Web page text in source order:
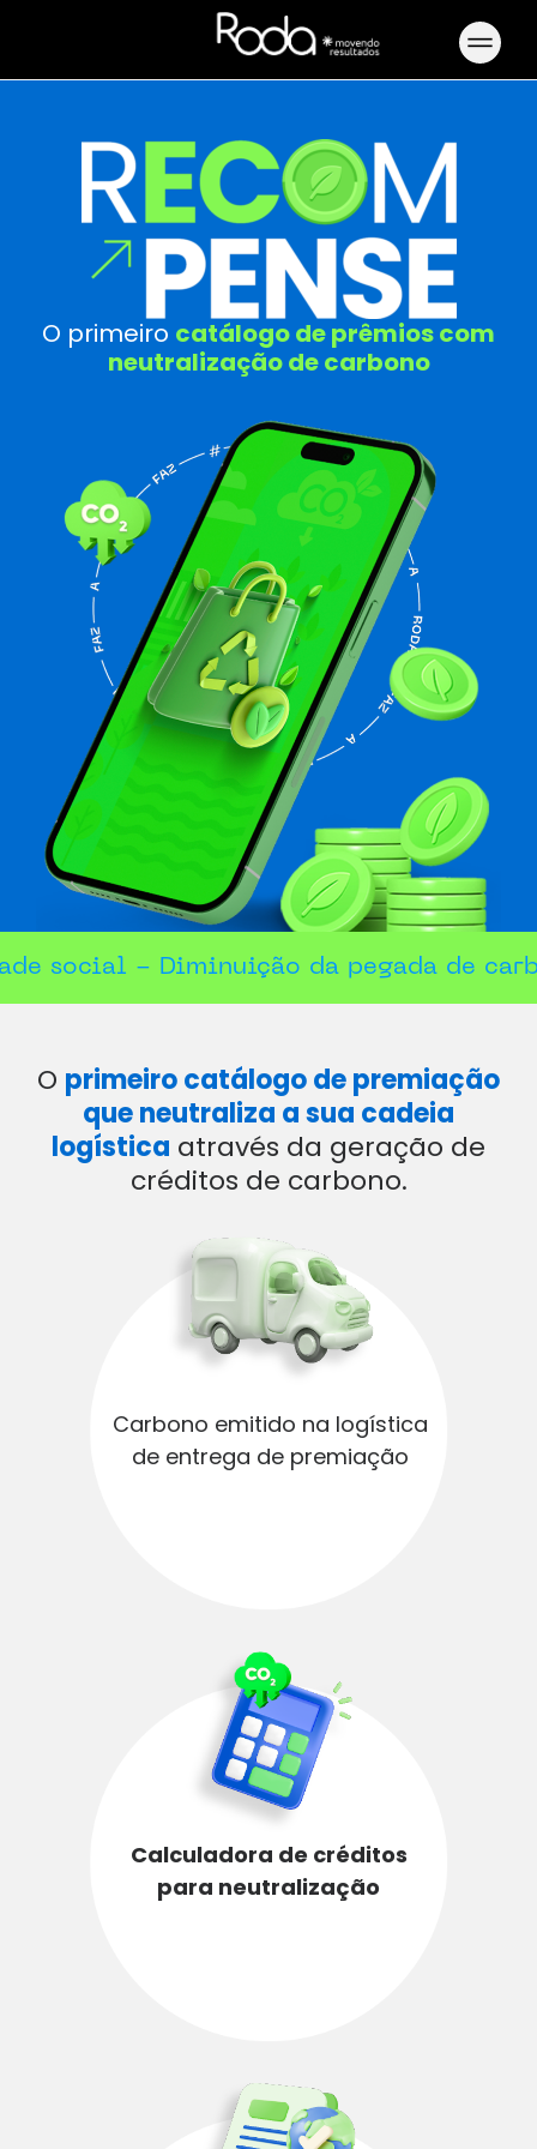
O primeiro catálogo de prêmios com
neutralização de carbono
social - Diminuição da pegada de
O primeiro catálogo de premiação
que neutraliza a sua cadeia
logística através da geração de
créditos de carbono.
Carbono emitido ​na logística
de entrega ​de premiação
Calculadora de créditos
para neutralização